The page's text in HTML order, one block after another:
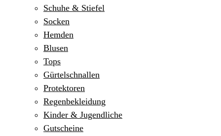
Schuhe & Stiefel
Socken
Hemden
Blusen
Tops
Gürtelschnallen
Protektoren
Regenbekleidung
Kinder & Jugendliche
Gutscheine